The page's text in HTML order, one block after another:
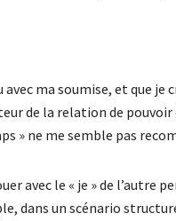
ma soumise, et que je
de la relation de pouvoir
» ne me semble pas
avec le « je » de l’autre
dans un scénario